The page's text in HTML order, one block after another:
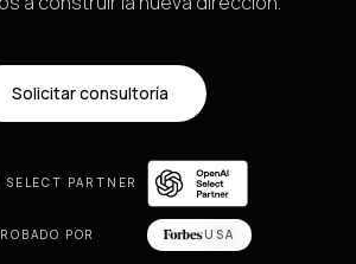
Solicitar consultoría
SELECT PARTNER
POR USA